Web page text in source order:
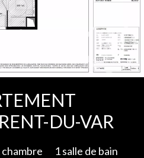
DU-VAR
chambre
1 salle de bain